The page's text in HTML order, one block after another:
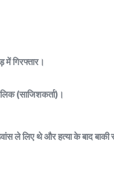
गिरफ्तार।
(साजिशकर्ता)।
ले लिए थे और हत्या के बाद